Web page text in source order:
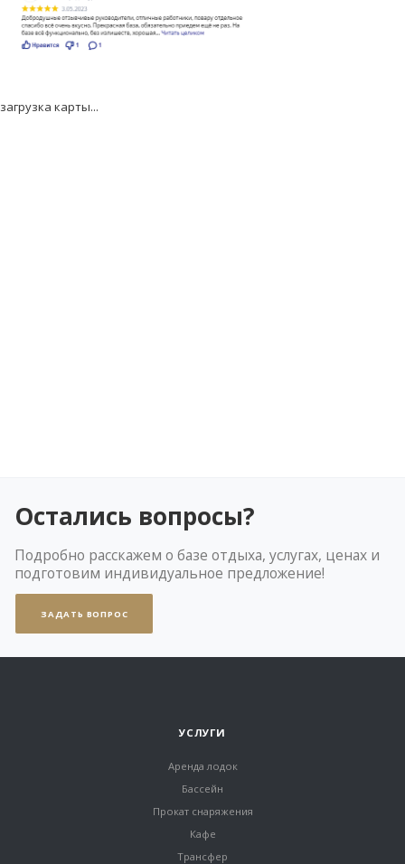
загрузка карты...
Остались вопросы?
Подробно расскажем о базе отдыха, услугах, ценах и
подготовим индивидуальное предложение!
ЗАДАТЬ ВОПРОС
УСЛУГИ
Аренда лодок
Бассейн
Прокат снаряжения
Кафе
Трансфер